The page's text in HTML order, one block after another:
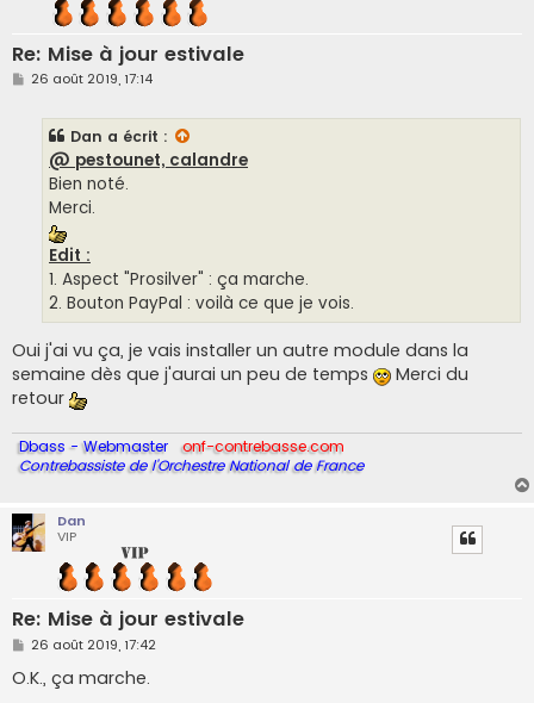
Re: Mise à jour estivale
M
26 août 2019, 17:14
Dan a écrit :
@ pestounet, calandre
Bien noté.
Merci.
Edit :
1. Aspect "Prosilver" : ça marche.
2. Bouton PayPal : voilà ce que je vois.
Oui j'ai vu ça, je vais installer un autre module dans la
semaine dès que j'aurai un peu de temps
Merci du
retour
Dbass - Webmaster
onf-contrebasse.com
Contrebassiste de l'Orchestre National de France
Dan
VIP
Re: Mise à jour estivale
M
s
s
26 août 2019, 17:42
O.K., ça marche.